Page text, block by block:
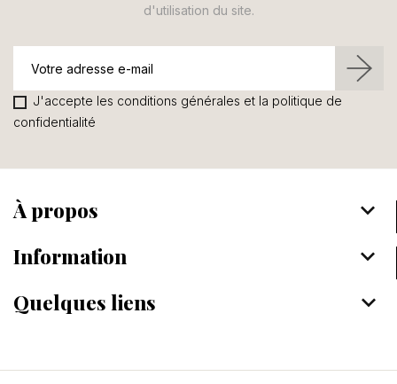
d'utilisation du site.
J'accepte les conditions générales et la politique de
confidentialité
À propos keyboard_arrow_down
Information keyboard_arrow_down
Quelques liens keyboard_arrow_down